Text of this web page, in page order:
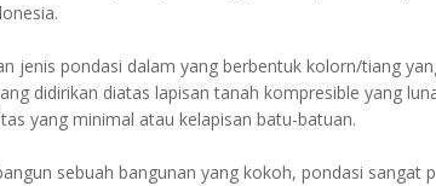
jenis pondasi dalam yang berbentuk kolorn/tiang
didirikan diatas lapisan tanah kompresible yang
yang minimal atau kelapisan batu-batuan.
sebuah bangunan yang kokoh, pondasi sangat